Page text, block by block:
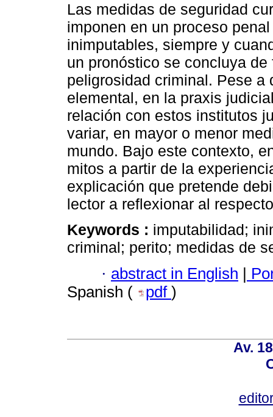
Las medidas de seguridad
imponen en un proceso
inimputables, siempre y
un pronóstico se concluya
peligrosidad criminal. Pese a
elemental, en la praxis
relación con estos institutos
variar, en mayor o menor
mundo. Bajo este contexto,
mitos a partir de la
explicación que pretende
lector a reflexionar al
Keywords : imputabilidad;
criminal; perito; medidas de
· abstract in English |
Spanish (
pdf )
Av.